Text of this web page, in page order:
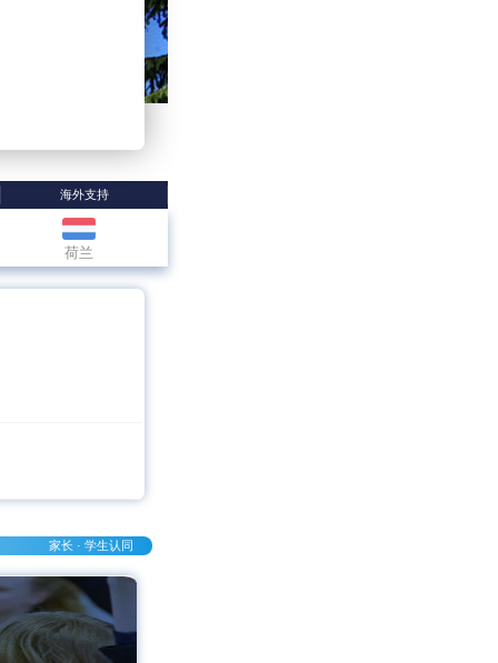
海外支持
荷兰
家长 · 学生认同